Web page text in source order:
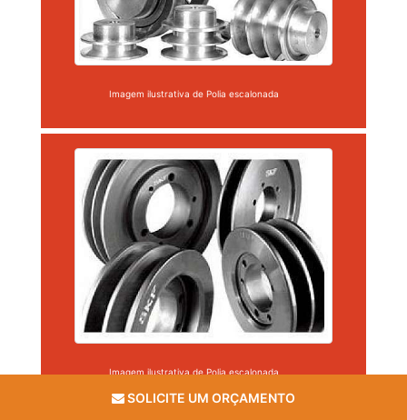
Imagem ilustrativa de Polia escalonada
Imagem ilustrativa de Polia escalonada
SOLICITE UM ORÇAMENTO